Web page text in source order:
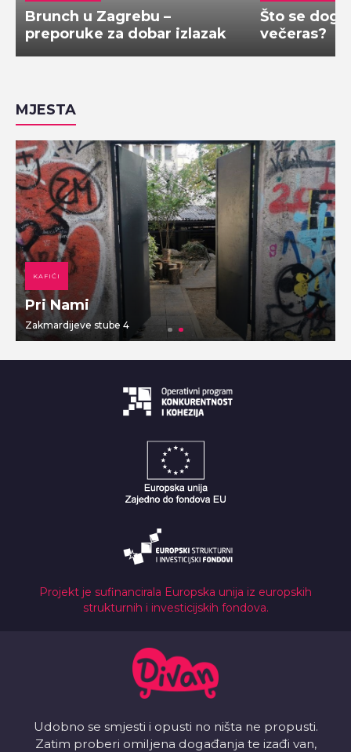
Brunch u Zagrebu –
preporuke za dobar izlazak
Što se
večeras?
MJESTA
KAFIĆI
Pri Nami
Zakmardijeve stube 4
Projekt je sufinancirala Europska unija iz europskih
strukturnih i investicijskih fondova.
Udobno se smjesti i opusti no ništa ne propusti.
Zatim proberi omiljena događanja te izađi van,